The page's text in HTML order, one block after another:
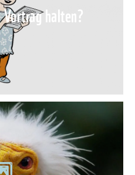
halten?